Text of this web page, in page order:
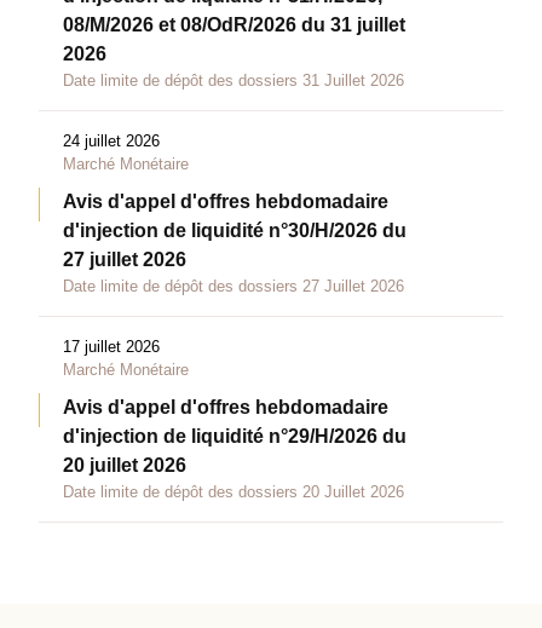
08/M/2026 et 08/OdR/2026 du 31 juillet
2026
Date limite de dépôt des dossiers 31 Juillet 2026
24 juillet 2026
Marché Monétaire
Avis d'appel d'offres hebdomadaire
d'injection de liquidité n°30/H/2026 du
27 juillet 2026
Date limite de dépôt des dossiers 27 Juillet 2026
17 juillet 2026
Marché Monétaire
Avis d'appel d'offres hebdomadaire
d'injection de liquidité n°29/H/2026 du
20 juillet 2026
Date limite de dépôt des dossiers 20 Juillet 2026